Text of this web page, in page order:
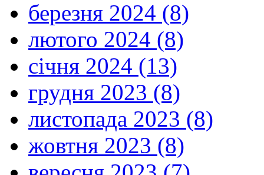
березня 2024 (8)
лютого 2024 (8)
січня 2024 (13)
грудня 2023 (8)
листопада 2023 (8)
жовтня 2023 (8)